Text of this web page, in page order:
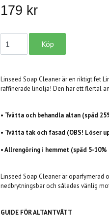
179 kr
Linseed Soap Cleaner är en riktigt fet
raffinerade linolja! Den har ett flertal
• Tvätta och behandla altan (späd
• Tvätta tak och fasad (OBS! Löser
• Allrengöring i hemmet (späd 5-
Linseed Soap Cleaner är
nedbrytningsbar och således vänlig
GUIDE FÖR ALTANTVÄTT